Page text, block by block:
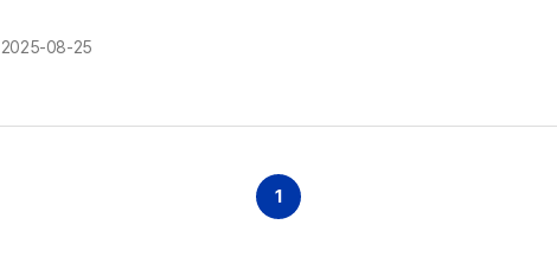
2025-08-25
1